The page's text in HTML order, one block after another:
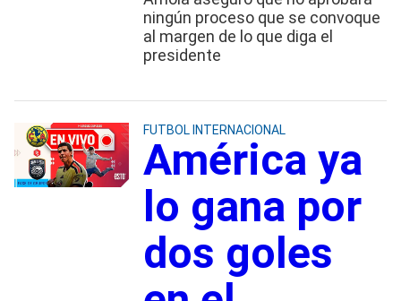
ningún proceso que se convoque
al margen de lo que diga el
presidente
FUTBOL INTERNACIONAL
América ya
lo gana por
dos goles